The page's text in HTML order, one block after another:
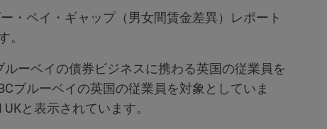
・ペイ・ギャップ（男女間賃金差異）レポート
。
ーベイの債券ビジネスに携わる英国の従業員を
ブルーベイの英国の従業員を対象としていま
と表示されています。